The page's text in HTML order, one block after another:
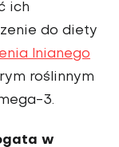
ich
do diety
lnianego
roślinnym
3.
w